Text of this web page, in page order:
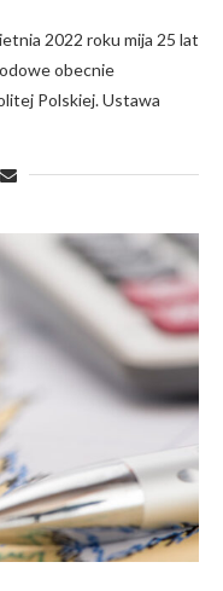
2022 roku mija 25 lat
obecnie
Polskiej. Ustawa